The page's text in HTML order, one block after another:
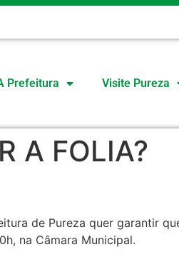
Prefeitura Visite Pureza
A FOLIA?
de Pureza quer garantir
na Câmara Municipal.